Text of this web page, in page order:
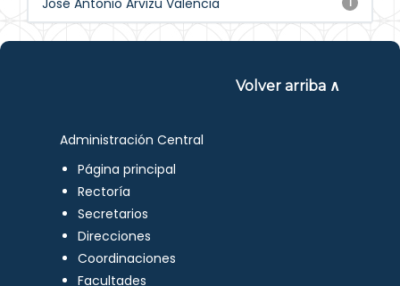
José Antonio Arvizu Valencia
Volver arriba ∧
Administración Central
Página principal
Rectoría
Secretarios
Direcciones
Coordinaciones
Facultades